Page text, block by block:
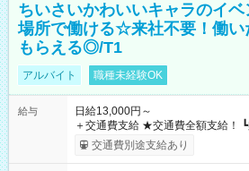
ちいさいかわいいキャラのイ
場所で働ける☆来社不要！働い
もらえる◎/T1
アルバイト 職種未経験OK
給与
日給13,000円～
＋交通費支給 ★交通費全額支給！ ┗案件により規定あり ★日払
いOK！（規定あり） ┗働いたその
ンビニATMから 日払い分を引き落とせます！
交通費別途支給あり